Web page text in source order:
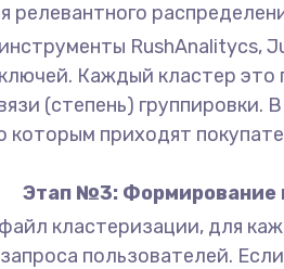
RushAnalitycs,
Каждый кластер
(степень) группировки.
приходят
Этап №3: Формирование
кластеризации, для
пользователей.